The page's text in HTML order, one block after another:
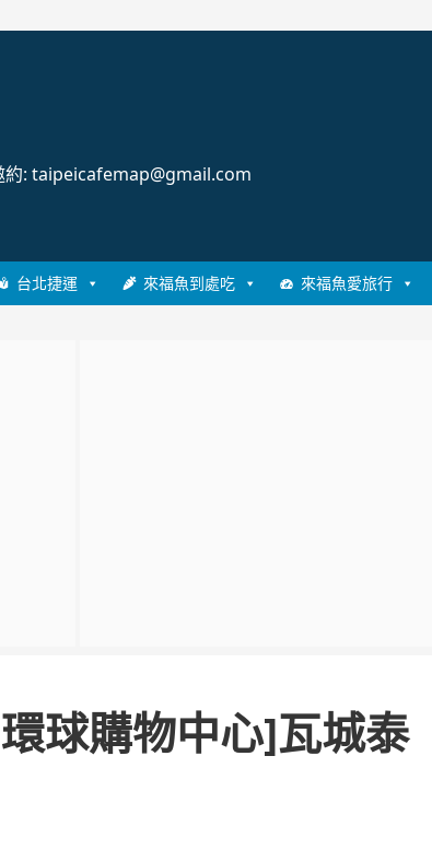
約: taipeicafemap@gmail.com
台北捷運 來福魚到處吃 來福魚愛旅行
球購物中心]瓦城泰